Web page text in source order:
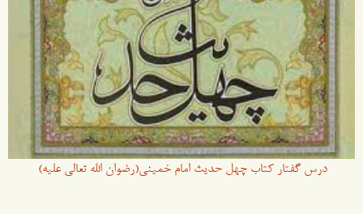
درس گفتار کتاب چهل حدیث امام خمینی(رضوان الله تعالی علیه)